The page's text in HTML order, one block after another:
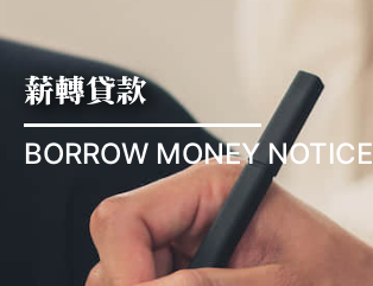
薪轉貸款
BORROW MONEY NOTICE